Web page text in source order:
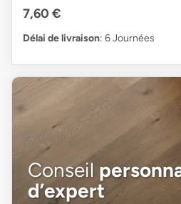
7,60 €
Délai de livraison: 6 Journées
Conseil
d’expert